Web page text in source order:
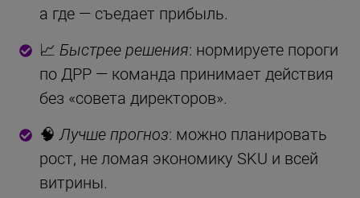
а где — съедает прибыль.
📈 Быстрее решения: нормируете пороги
по ДРР — команда принимает действия
без «совета директоров».
🧠Лучше прогноз: можно планировать
рост, не ломая экономику SKU и всей
витрины.